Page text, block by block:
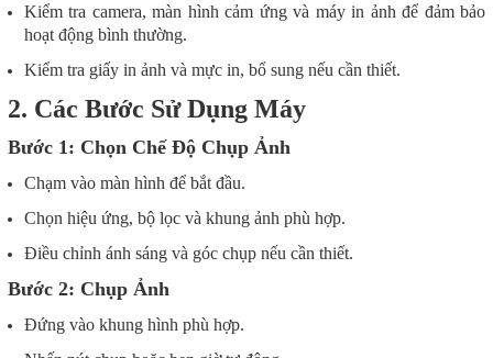
Kiểm tra camera, màn hình cảm ứng và máy in ảnh để đảm bảo
hoạt động bình thường.
Kiểm tra giấy in ảnh và mực in, bổ sung nếu cần thiết.
2. Các Bước Sử Dụng Máy
Bước 1: Chọn Chế Độ Chụp Ảnh
Chạm vào màn hình để bắt đầu.
Chọn hiệu ứng, bộ lọc và khung ảnh phù hợp.
Điều chỉnh ánh sáng và góc chụp nếu cần thiết.
Bước 2: Chụp Ảnh
Đứng vào khung hình phù hợp.